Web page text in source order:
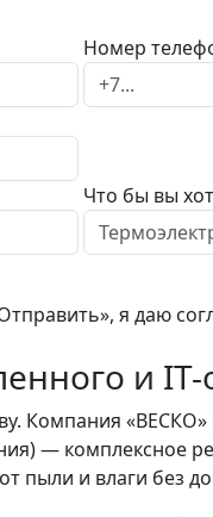
Номер
Что бы вы
я даю
и IT-
Компания
— комплексное
и влаги без